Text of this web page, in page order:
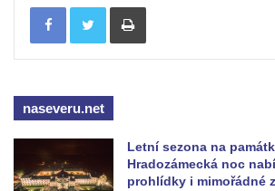
Zvonice u kostela Nanebevzetí Panny
Zvonice u kostela svaté Kateřiny
Alexandrijské severně od Libotenic
Zvonice u kostela svatého Mikuláše v
Lounkách
Tisknout
naseveru.net
Letní sezona na
Hradozámecká noc
prohlídky i mimořádné